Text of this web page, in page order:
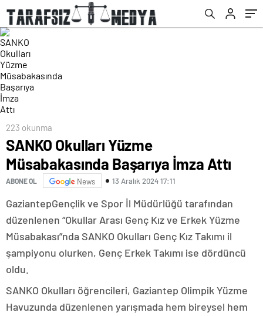
223 okunma
SANKO Okulları Yüzme
Müsabakasında Başarıya İmza Attı
ABONE OL News 13 Aralık 2024 17:11
GaziantepGençlik ve Spor İl Müdürlüğü tarafından
düzenlenen “Okullar Arası Genç Kız ve Erkek Yüzme
Müsabakası”nda SANKO Okulları Genç Kız Takımı il
şampiyonu olurken, Genç Erkek Takımı ise dördüncü
oldu.
SANKO Okulları öğrencileri, Gaziantep Olimpik Yüzme
Havuzunda düzenlenen yarışmada hem bireysel hem